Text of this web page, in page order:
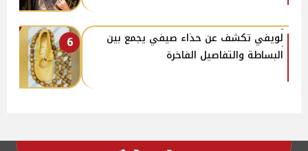
6
لويفي تكشف عن حذاء صيفي يجمع بين
البساطة والتفاصيل الفاخرة